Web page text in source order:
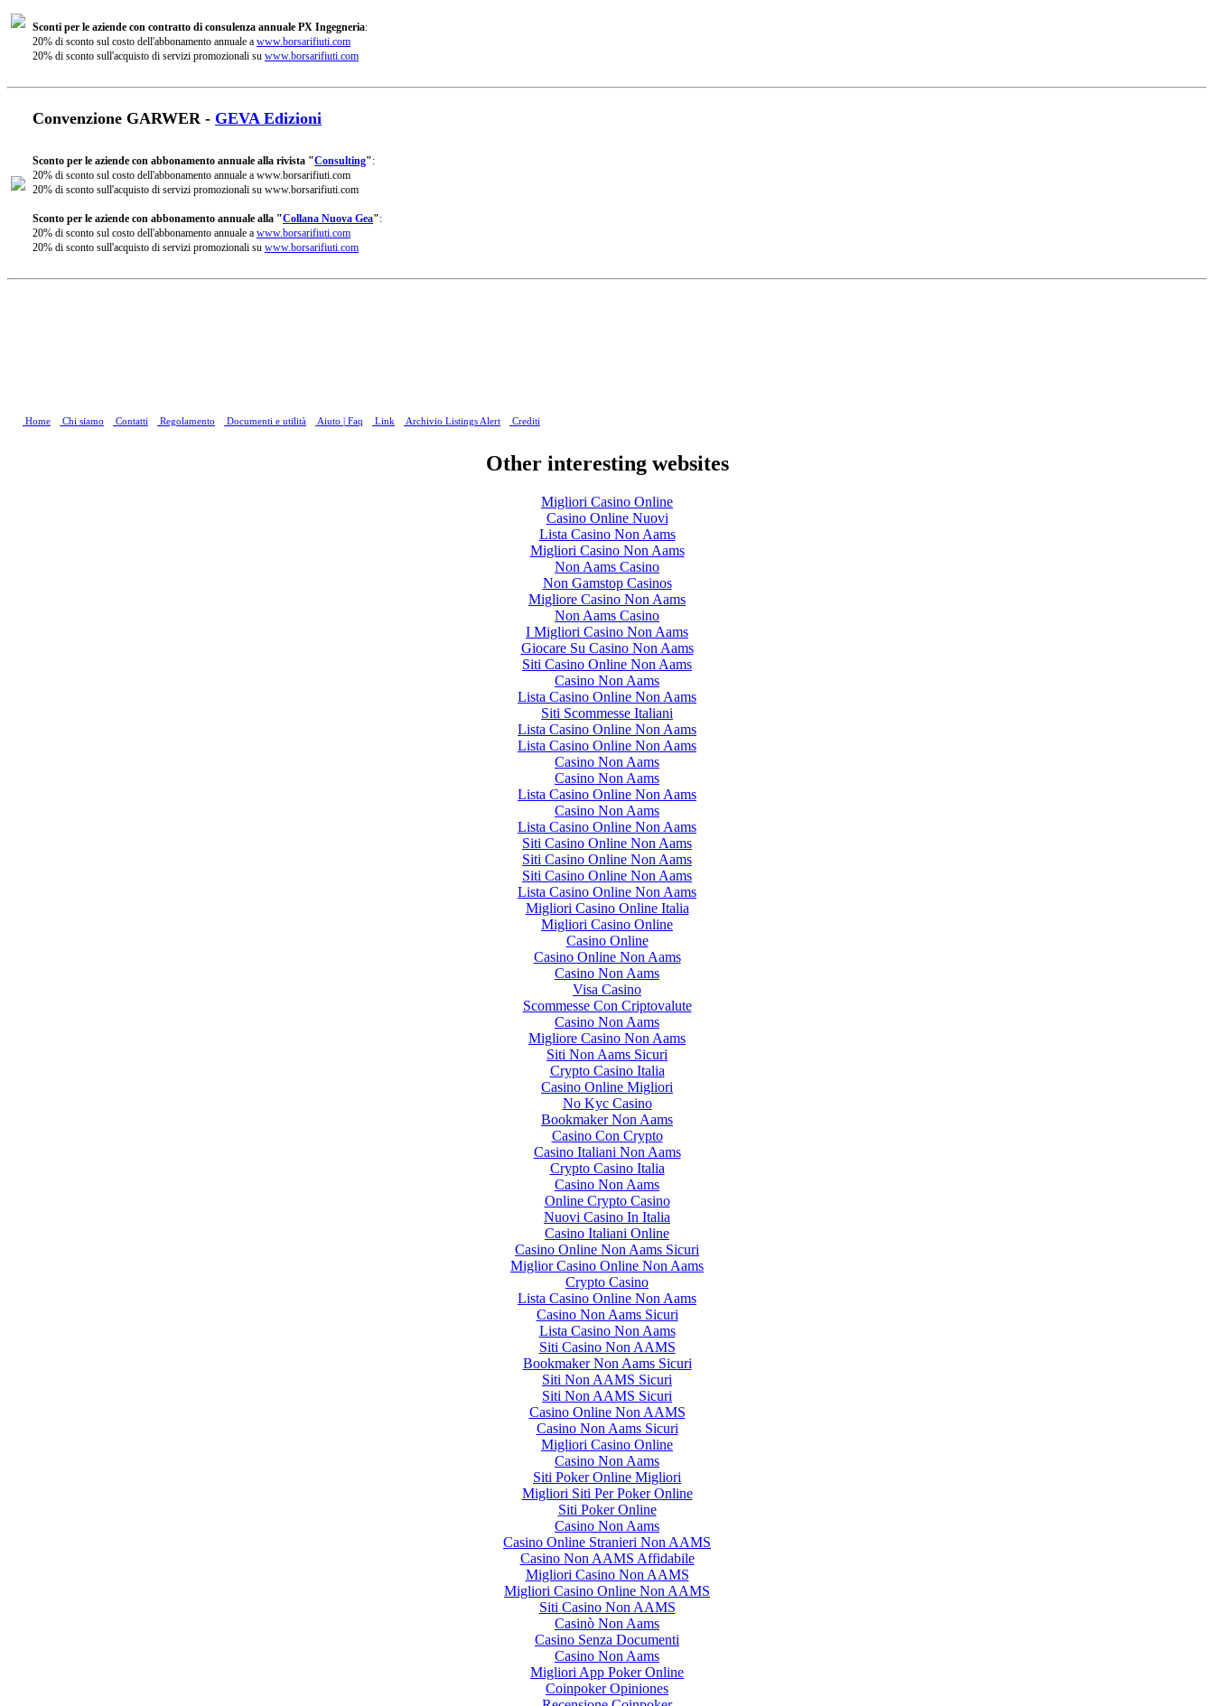
Sconti per le aziende con contratto di consulenza annuale PX Ingegneria:
20% di sconto sul costo dell'abbonamento annuale a www.borsarifiuti.com
20% di sconto sull'acquisto di servizi promozionali su www.borsarifiuti.com
Convenzione GARWER - GEVA Edizioni
Sconto per le aziende con abbonamento annuale alla rivista "Consulting":
20% di sconto sul costo dell'abbonamento annuale a www.borsarifiuti.com
20% di sconto sull'acquisto di servizi promozionali su www.borsarifiuti.com
Sconto per le aziende con abbonamento annuale alla "Collana Nuova Gea":
20% di sconto sul costo dell'abbonamento annuale a www.borsarifiuti.com
20% di sconto sull'acquisto di servizi promozionali su www.borsarifiuti.com
Home Chi siamo Contatti Regolamento Documenti e utilità Aiuto | Faq Link Archivio Listings Alert Crediti
Other interesting websites
Migliori Casino Online
Casino Online Nuovi
Lista Casino Non Aams
Migliori Casino Non Aams
Non Aams Casino
Non Gamstop Casinos
Migliore Casino Non Aams
Non Aams Casino
I Migliori Casino Non Aams
Giocare Su Casino Non Aams
Siti Casino Online Non Aams
Casino Non Aams
Lista Casino Online Non Aams
Siti Scommesse Italiani
Lista Casino Online Non Aams
Lista Casino Online Non Aams
Casino Non Aams
Casino Non Aams
Lista Casino Online Non Aams
Casino Non Aams
Lista Casino Online Non Aams
Siti Casino Online Non Aams
Siti Casino Online Non Aams
Siti Casino Online Non Aams
Lista Casino Online Non Aams
Migliori Casino Online Italia
Migliori Casino Online
Casino Online
Casino Online Non Aams
Casino Non Aams
Visa Casino
Scommesse Con Criptovalute
Casino Non Aams
Migliore Casino Non Aams
Siti Non Aams Sicuri
Crypto Casino Italia
Casino Online Migliori
No Kyc Casino
Bookmaker Non Aams
Casino Con Crypto
Casino Italiani Non Aams
Crypto Casino Italia
Casino Non Aams
Online Crypto Casino
Nuovi Casino In Italia
Casino Italiani Online
Casino Online Non Aams Sicuri
Miglior Casino Online Non Aams
Crypto Casino
Lista Casino Online Non Aams
Casino Non Aams Sicuri
Lista Casino Non Aams
Siti Casino Non AAMS
Bookmaker Non Aams Sicuri
Siti Non AAMS Sicuri
Siti Non AAMS Sicuri
Casino Online Non AAMS
Casino Non Aams Sicuri
Migliori Casino Online
Casino Non Aams
Siti Poker Online Migliori
Migliori Siti Per Poker Online
Siti Poker Online
Casino Non Aams
Casino Online Stranieri Non AAMS
Casino Non AAMS Affidabile
Migliori Casino Non AAMS
Migliori Casino Online Non AAMS
Siti Casino Non AAMS
Casinò Non Aams
Casino Senza Documenti
Casino Non Aams
Migliori App Poker Online
Coinpoker Opiniones